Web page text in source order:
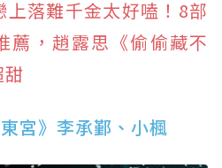
上落難千金太好嗑！8部
薦，趙露思《偷偷藏不
宮》李承鄞、小楓